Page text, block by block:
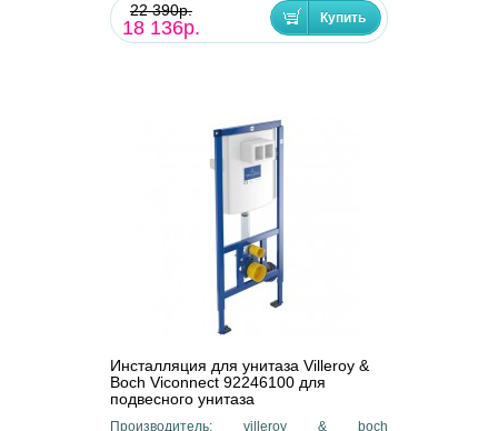
22 390р.
18 136р.
Инсталляция для унитаза Villeroy &
Boch Viconnect 92246100 для
подвесного унитаза
Производитель: villeroy & boch